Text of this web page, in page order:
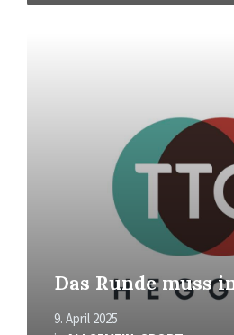
Das Runde muss
9. April 2025